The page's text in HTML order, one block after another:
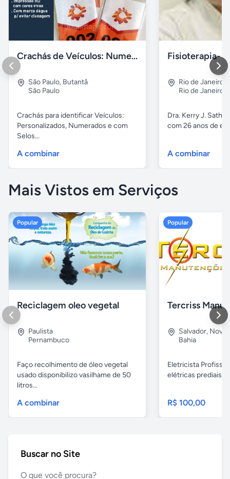
Crachás de Veículos: Numerados e Personalizados
São Paulo, Butantâ
São Paulo
Crachás para identificar Veículos:
Personalizados, Numerados e com
Selos...
A combinar
Rio de Janeiro
Rio de Janeiro
Dra. Kerry J.
com 26 anos de
A combinar
Mais Vistos em Serviços
Popular
Reciclagem oleo vegetal
Paulista
Pernambuco
Faço recolhimento de óleo vegetal
usado disponibilizo vasilhame de 50
litros...
A combinar
Popular
Salvador, Nova
Bahia
Eletricista
elétricas prediais e
R$ 100,00
Buscar no Site